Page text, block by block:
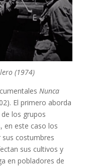
(1974)
Nunca
El primero aborda
los grupos
en este caso los
costumbres
sus cultivos y
en pobladores de